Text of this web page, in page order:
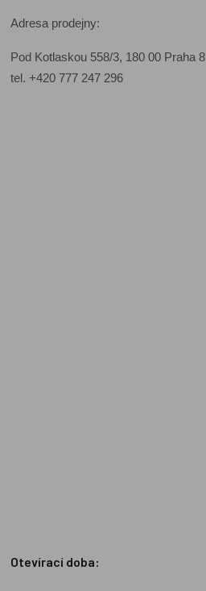
Adresa prodejny:
Pod Kotlaskou 558/3, 180 00 Praha 8
tel. +420 777 247 296
Otevírací doba: